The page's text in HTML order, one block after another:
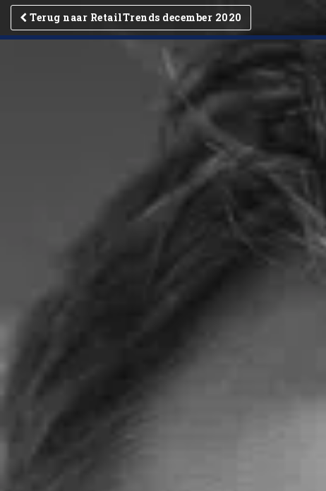
Terug naar RetailTrends december 2020